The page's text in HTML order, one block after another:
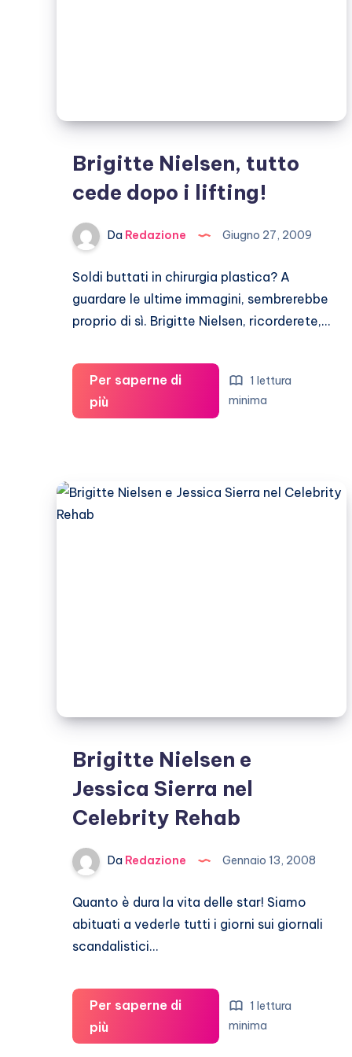
Brigitte Nielsen, tutto
cede dopo i lifting!
Da Redazione Giugno 27, 2009
Soldi buttati in chirurgia plastica? A
guardare le ultime immagini, sembrerebbe
proprio di sì. Brigitte Nielsen, ricorderete,…
Per saperne di
piùBrigitte
Nielsen,
dopo
1 lettura
minima
Brigitte Nielsen e
Jessica Sierra nel
Celebrity Rehab
Da Redazione Gennaio 13, 2008
Quanto è dura la vita delle star! Siamo
abituati a vederle tutti i giorni sui giornali
scandalistici…
Per saperne di
piùBrigitte
Nielsen
1 lettura
minima